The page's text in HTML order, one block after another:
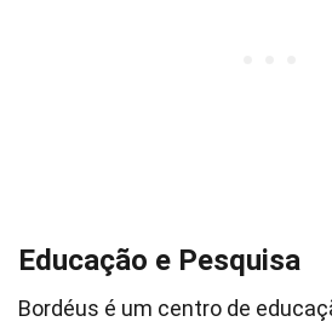
Educação e Pesquisa
Bordéus é um centro de